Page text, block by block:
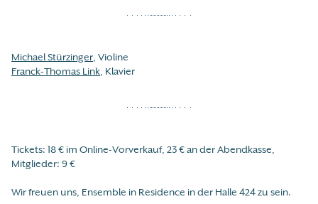
Michael Stürzinger, Violine
Franck-Thomas Link, Klavier
Tickets: 18 € im Online-Vorverkauf, 23 € an der Abendkasse,
Mitglieder: 9 €
Wir freuen uns, Ensemble in Residence in der Halle 424 zu sein.